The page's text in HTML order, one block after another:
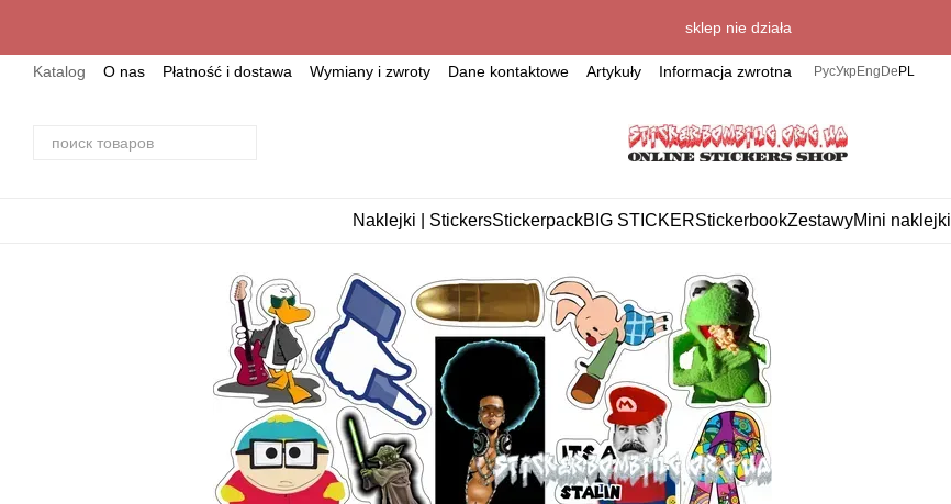
sklep nie działa
Katalog О nas Płatność i dostawa Wymiany i zwroty Dane kontaktowe Artykuły Informacja zwrotna РусУкр Eng De PL
Naklejki | StickersStickerpackBIG STICKERStickerbookZestawyMini naklejki